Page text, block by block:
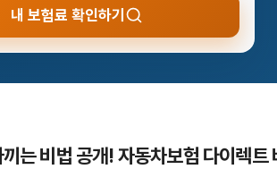
내 보험료 확인하기
는 비법 공개! 자동차보험 다이렉트